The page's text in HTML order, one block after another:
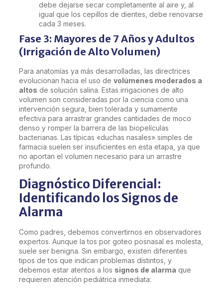
debe dejarse secar completamente al aire y, al
igual que los cepillos de dientes, debe renovarse
cada 3 meses.
Fase 3: Mayores de 7 Años y Adultos
(Irrigación de Alto Volumen)
Para anatomías ya más desarrolladas, las directrices
evolucionan hacia el uso de volúmenes moderados a
altos de solución salina. Estas irrigaciones de alto
volumen son consideradas por la ciencia como una
intervención segura, bien tolerada y sumamente
efectiva para arrastrar grandes cantidades de moco
denso y romper la barrera de las biopelículas
bacterianas. Las típicas «duchas nasales» simples de
farmacia suelen ser insuficientes en esta etapa, ya que
no aportan el volumen necesario para un arrastre
profundo.
Diagnóstico Diferencial:
Identificando los Signos de
Alarma
Como padres, debemos convertirnos en observadores
expertos. Aunque la tos por goteo posnasal es molesta,
suele ser benigna. Sin embargo, existen diferentes
tipos de tos que indican problemas distintos, y
debemos estar atentos a los signos de alarma que
requieren atención pediátrica inmediata: